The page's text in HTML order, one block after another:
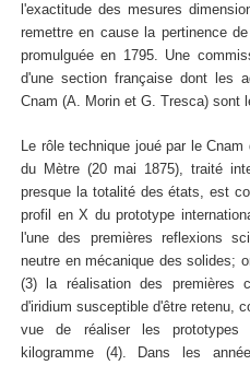
l'exactitude des mesures
remettre en cause la pertinence
promulguée en 1795. Une
d'une section française dont les
Cnam (A. Morin et G. Tresca) sont
Le rôle technique joué par le
du Mètre (20 mai 1875), traité
presque la totalité des états, est
profil en X du prototype
l'une des premières reflexions
neutre en mécanique des solides;
(3) la réalisation des premières
d'iridium susceptible d'être retenu,
vue de réaliser les
kilogramme (4). Dans les